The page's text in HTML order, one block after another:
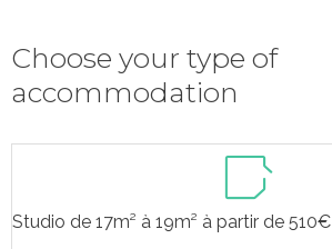
Choose your type of
accommodation
Studio de 17m² à 19m² à partir de 510€